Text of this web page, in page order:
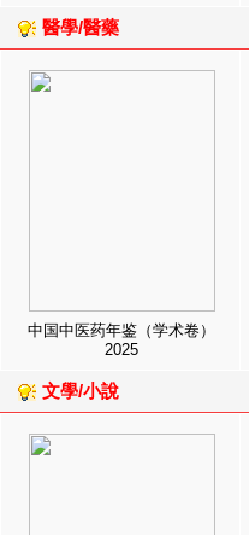
醫學/醫藥
中国中医药年鉴（学术卷）
2025
文學/小說